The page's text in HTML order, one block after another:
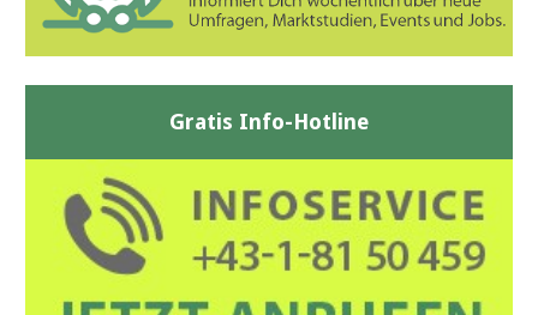
Gratis Info-Hotline